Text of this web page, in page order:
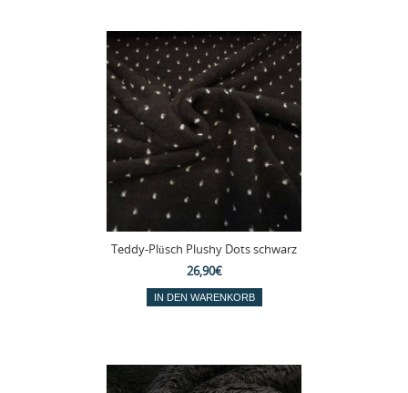
Teddy-Plüsch Plushy Dots schwarz
26,90€